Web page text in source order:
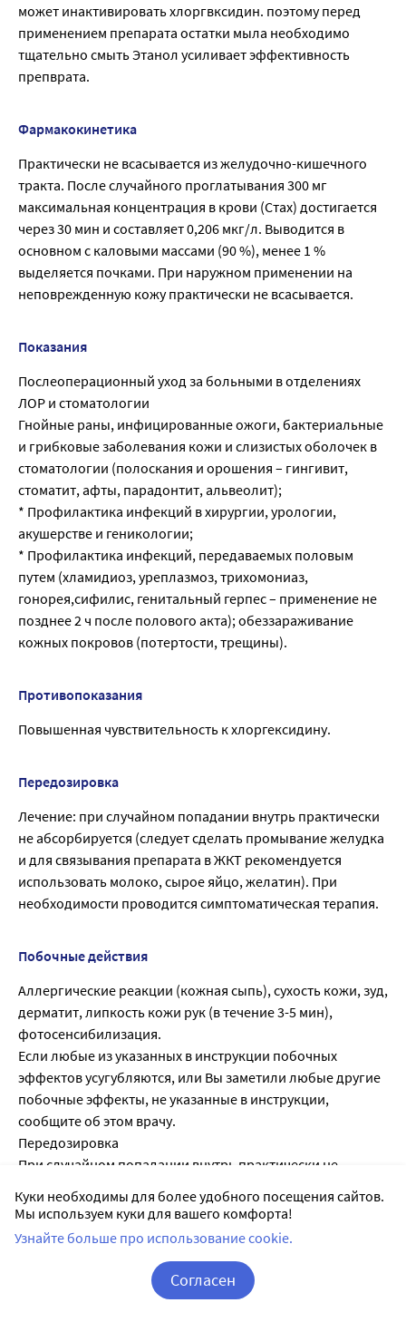
может инактивировать хлоргвксидин. поэтому перед
применением препарата остатки мыла необходимо
тщательно смыть Этанол усиливает эффективность
препврата.
Фармакокинетика
Практически не всасывается из желудочно-кишечного
тракта. После случайного проглатывания 300 мг
максимальная концентрация в крови (Стах) достигается
через 30 мин и составляет 0,206 мкг/л. Выводится в
основном с каловыми массами (90 %), менее 1 %
выделяется почками. При наружном применении на
неповрежденную кожу практически не всасывается.
Показания
Послеоперационный уход за больными в отделениях
ЛОР и стоматологии
Гнойные раны, инфицированные ожоги, бактериальные
и грибковые заболевания кожи и слизистых оболочек в
стоматологии (полоскания и орошения – гингивит,
стоматит, афты, парадонтит, альвеолит);
* Профилактика инфекций в хирургии, урологии,
акушерстве и геникологии;
* Профилактика инфекций, передаваемых половым
путем (хламидиоз, уреплазмоз, трихомониаз,
гонорея,сифилис, генитальный герпес – применение не
позднее 2 ч после полового акта); обеззараживание
кожных покровов (потертости, трещины).
Противопоказания
Повышенная чувствительность к хлоргексидину.
Передозировка
Лечение: при случайном попадании внутрь практически
не абсорбируется (следует сделать промывание желудка
и для связывания препарата в ЖКТ рекомендуется
использовать молоко, сырое яйцо, желатин). При
необходимости проводится симптоматическая терапия.
Побочные действия
Аллергические реакции (кожная сыпь), сухость кожи, зуд,
дерматит, липкость кожи рук (в течение 3-5 мин),
фотосенсибилизация.
Если любые из указанных в инструкции побочных
эффектов усугубляются, или Вы заметили любые другие
побочные эффекты, не указанные в инструкции,
сообщите об этом врачу.
Передозировка
При случайном попадании внутрь практически не
абсорбируется (следует сделать промывание желудка,
используя молоко, сырое яйцо, желатин). При
необходимости проводится симптоматическая терапия.
В настоящее время о случаях передозировки при
наружном применении не сообщалось.
Куки необходимы для более удобного посещения сайтов.
Мы используем куки для вашего комфорта!
Узнайте больше про использование cookie.
Согласен